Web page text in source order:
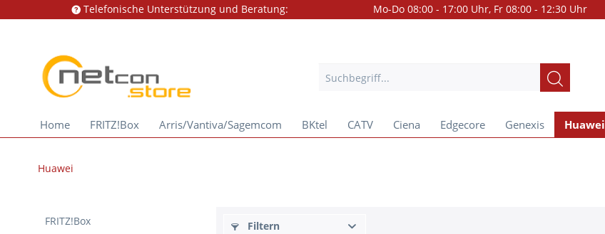
Telefonische Unterstützung und Beratung: Mo-Do 08:00 - 17:00 Uhr, Fr 08:00 - 12:30 Uhr
Home FRITZ!Box Arris/Vantiva/Sagemcom BKtel CATV Ciena Edgecore Genexis Huawei
Huawei
FRITZ!Box Filtern